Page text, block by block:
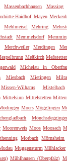
Massenbachhausen Massing
Haidhof Mayen
Mehlmeisel Mehring
Memmelsdorf
Merchweiler Merdingen
Meßkirch
Michelau in
Miesbach Mietingen
Missen-Wilhams Mistelbach
Mittelsinn Mittelstetten
Moers Mögglingen
Moorenweis Moos Moosach
Morbach Mörnsheim
Muggensturm Mühlacker
Mühlhausen (Oberpfalz)